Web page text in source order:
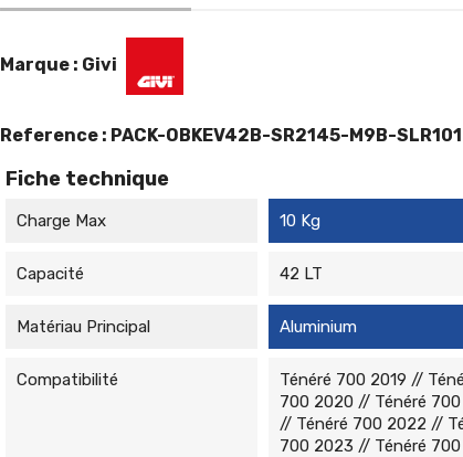
Marque : Givi
Reference : PACK-OBKEV42B-SR2145-M9B-SLR101
Fiche technique
Charge Max 10 Kg
Capacité 42 LT
Matériau Principal Aluminium
Compatibilité
Ténéré 700 2019 //
700 2020 // Ténéré 700
// Ténéré 700 2022 //
700 2023 // Ténéré